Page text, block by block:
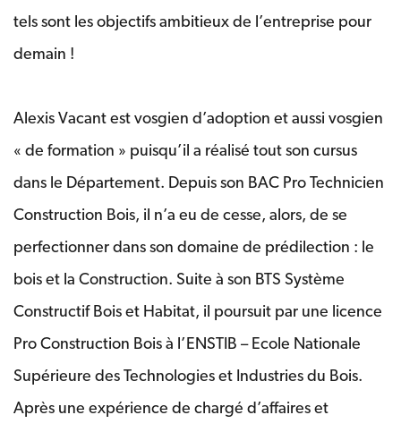
tels sont les objectifs ambitieux de l’entreprise pour
demain !
Alexis Vacant est vosgien d’adoption et aussi vosgien
« de formation » puisqu’il a réalisé tout son cursus
dans le Département. Depuis son BAC Pro Technicien
Construction Bois, il n’a eu de cesse, alors, de se
perfectionner dans son domaine de prédilection : le
bois et la Construction. Suite à son BTS Système
Constructif Bois et Habitat, il poursuit par une licence
Pro Construction Bois à l’ENSTIB – Ecole Nationale
Supérieure des Technologies et Industries du Bois.
Après une expérience de chargé d’affaires et